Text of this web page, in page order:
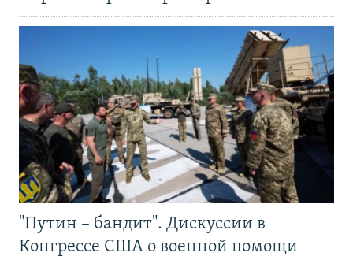
"Путин – бандит". Дискуссии в
Конгрессе США о военной помощи